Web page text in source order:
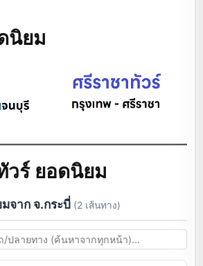
นิยม
วร์ ยอดนิยม
จาก จ.กระบี่ (2 เส้นทาง)